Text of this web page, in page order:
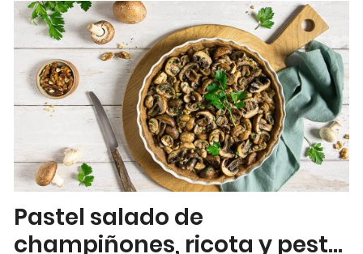
Pastel salado de
champiñones, ricota y pesto